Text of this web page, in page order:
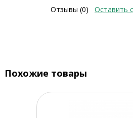
Отзывы (0) Оставить
Похожие товары